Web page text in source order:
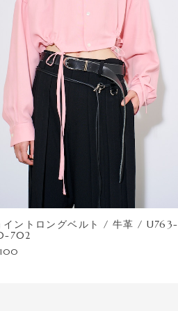
イントロングベルト / 牛革 / U763-
702